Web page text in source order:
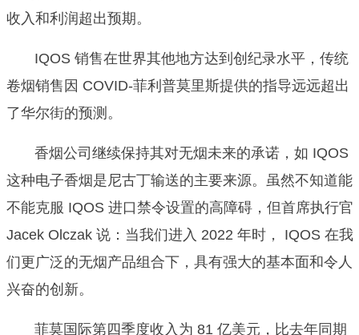
收入和利润超出预期。
IQOS 销售在世界其他地方达到创纪录水平，传统
卷烟销售因 COVID-菲利普莫里斯提供的指导远远超出
了华尔街的预测。
香烟公司继续保持其对无烟未来的承诺，如 IQOS
这种电子香烟是尼古丁输送的主要来源。虽然不知道能
不能克服 IQOS 进口禁令设置的高障碍，但首席执行官
Jacek Olczak 说：当我们进入 2022 年时， IQOS 在我
们更广泛的无烟产品组合下，具有强大的基本面和令人
兴奋的创新。
菲莫国际第四季度收入为 81 亿美元，比去年同期